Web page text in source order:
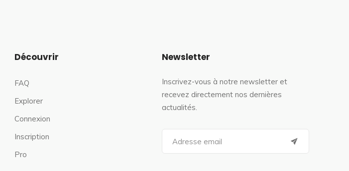
Découvrir
FAQ
Explorer
Connexion
Inscription
Pro
Newsletter
Inscrivez-vous à notre newsletter et
recevez directement nos dernières
actualités.
a